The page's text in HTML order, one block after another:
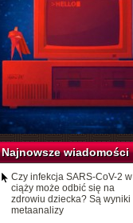
Najnowsze wiadomości
Czy infekcja SARS-CoV-2 w
ciąży może odbić się na
zdrowiu dziecka? Są wyniki
metaanalizy